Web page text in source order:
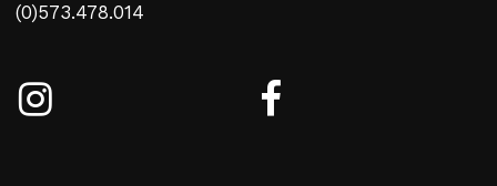
(0)573.478.014